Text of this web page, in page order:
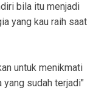
bila itu menjadi
yang kau raih saat
untuk menikmati
yang sudah terjadi"